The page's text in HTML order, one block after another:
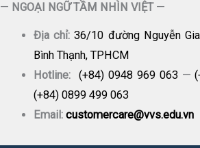
— NGOẠI NGỮ TẦM NHÌN VIỆT—
Địa chỉ: 36/10 đường Nguyễn
Bình Thạnh, TPHCM
Hotline:
(+84) 0948 969 063—
(+84) 0899 499 063
Email: customercare@vvs.edu.vn